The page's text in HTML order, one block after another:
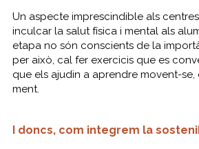
Un aspecte imprescindible als
inculcar la salut física i mental als
etapa no són conscients de la
per això, cal fer exercicis que es
que els ajudin a aprendre movent-
ment.
I doncs, com integrem la